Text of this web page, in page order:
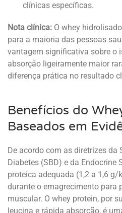
clínicas específicas.
Nota clínica: O whey
para a maioria das pessoas
vantagem significativa sobre o
absorção ligeiramente maior
diferença prática no resultado
Benefícios do
Baseados em
De acordo com as diretrizes da
Diabetes (SBD) e da Endocrine
proteica adequada (1,2 a 1,6
durante o emagrecimento para
muscular. O whey protein, por
leucina e rápida absorção, é